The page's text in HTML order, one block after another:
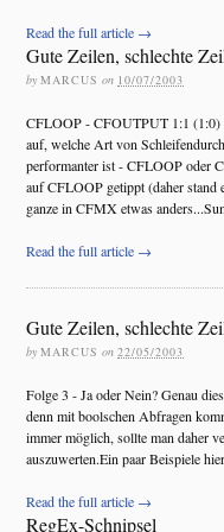
Read the full article →
Gute Zeilen, schlechte
by MARCUS on 10/07/2003
CFLOOP - CFOUTPUT 1:1 (1:0)
auf, welche Art von
performanter ist - CFLOOP oder
auf CFLOOP getippt (daher stand
ganze in CFMX etwas
Read the full article →
Gute Zeilen, schlechte
by MARCUS on 22/05/2003
Folge 3 - Ja oder Nein? Genau
denn mit boolschen Abfragen
immer möglich, sollte man daher
auszuwerten.Ein paar Beispiele
Read the full article →
RegEx-Schnipsel